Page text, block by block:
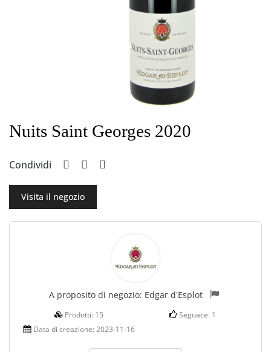
Nuits Saint Georges 2020
Condividi
Visita il negozio
A proposito di negozio: Edgar d'Esplot
Prodotti: 15 Seguace: 1
Data di creazione: 2023-11-16